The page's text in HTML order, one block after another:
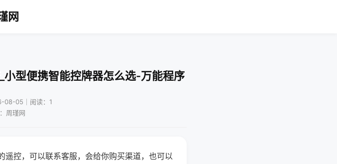
网
型便携智能控牌器怎么选-万能程序
08-05｜阅读：1
周瑾网
控，可以联系客服，会给你购买渠道，也可以